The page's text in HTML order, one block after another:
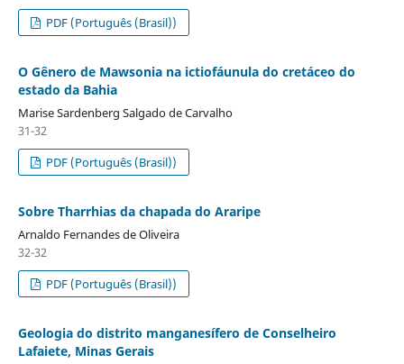
PDF (Português (Brasil))
O Gênero de Mawsonia na ictiofáunula do cretáceo do
estado da Bahia
Marise Sardenberg Salgado de Carvalho
31-32
PDF (Português (Brasil))
Sobre Tharrhias da chapada do Araripe
Arnaldo Fernandes de Oliveira
32-32
PDF (Português (Brasil))
Geologia do distrito manganesífero de Conselheiro
Lafaiete, Minas Gerais